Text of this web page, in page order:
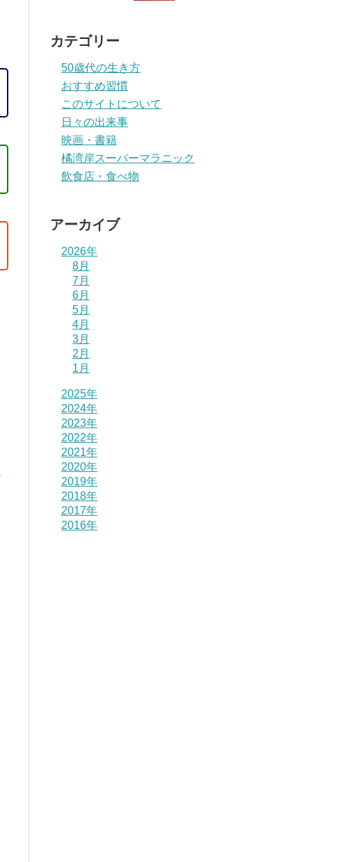
カテゴリー
50歳代の生き方
おすすめ習慣
このサイトについて
日々の出来事
映画・書籍
橘湾岸スーパーマラニック
飲食店・食べ物
アーカイブ
2026年
8月
7月
6月
5月
4月
3月
2月
1月
2025年
2024年
2023年
2022年
2021年
2020年
2019年
2018年
2017年
2016年